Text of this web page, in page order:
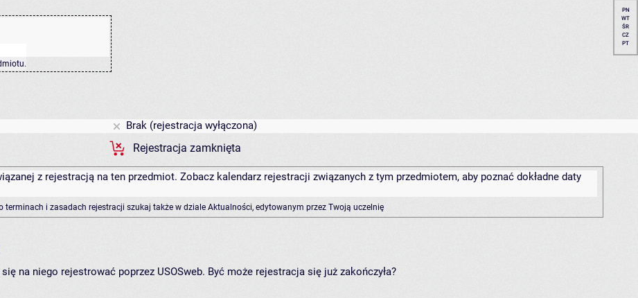
.
PN
WT
ŚR
CZ
PT
Brak (rejestracja wyłączona)
Rejestracja zamknięta
z rejestracją na ten przedmiot. Zobacz kalendarz rejestracji związanych z tym przedmiotem, aby poznać dokładne daty
terminach i zasadach rejestracji szukaj także w dziale Aktualności, edytowanym przez Twoją uczelnię
na niego rejestrować poprzez USOSweb. Być może rejestracja się już zakończyła?